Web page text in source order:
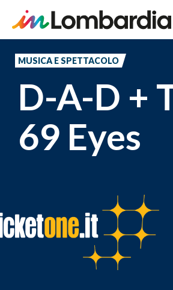
principale
MUSICA E SPETTACOLO
D-A-D +
69 Eyes